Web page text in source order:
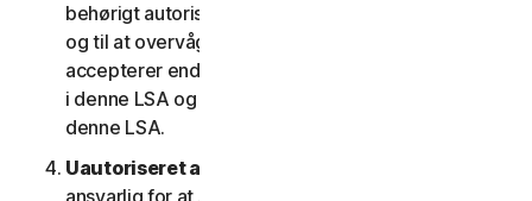
behørigt autoriseret til at give os disse oplysninger
og til at overvåge deres konto på deres vegne. Du
accepterer endvidere at oplyse dem betingelserne
i denne LSA og garantere deres overholdelse af
denne LSA.
Uautoriseret adgang til din konto
ansvarlig for at sikre, at dit brugernavn og din